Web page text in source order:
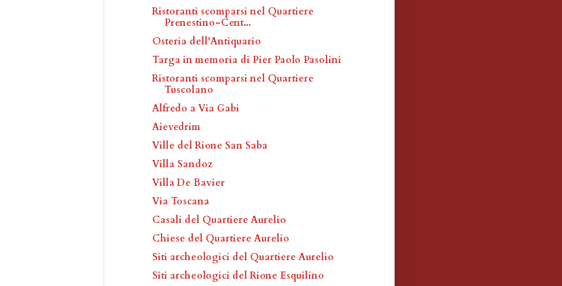
Ristoranti scomparsi nel Quartiere
Prenestino-Cent...
Osteria dell'Antiquario
Targa in memoria di Pier Paolo Pasolini
Ristoranti scomparsi nel Quartiere
Tuscolano
Alfredo a Via Gabi
Aievedrim
Ville del Rione San Saba
Villa Sandoz
Villa De Bavier
Via Toscana
Casali del Quartiere Aurelio
Chiese del Quartiere Aurelio
Siti archeologici del Quartiere Aurelio
Siti archeologici del Rione Esquilino